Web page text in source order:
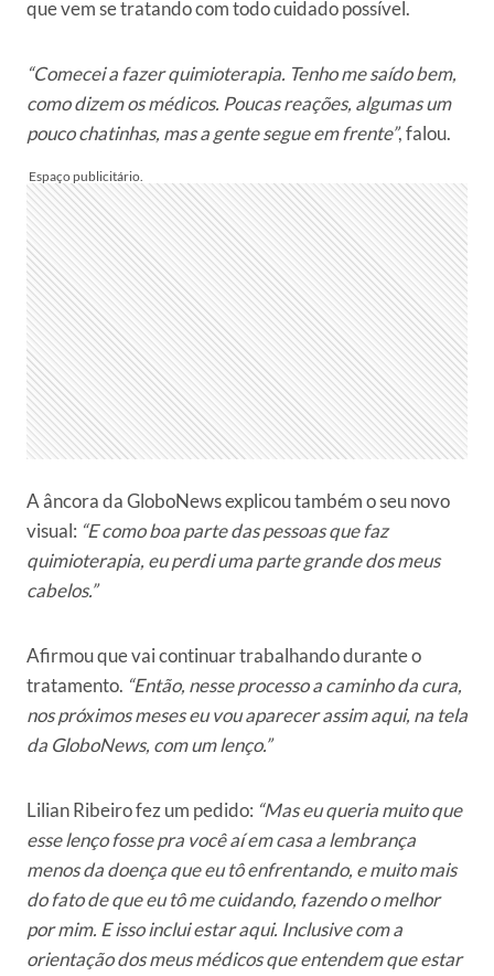
que vem se tratando com todo cuidado possível.
“Comecei a fazer quimioterapia. Tenho me saído bem,
como dizem os médicos. Poucas reações, algumas um
pouco chatinhas, mas a gente segue em frente”, falou.
A âncora da GloboNews explicou também o seu novo
visual: “E como boa parte das pessoas que faz
quimioterapia, eu perdi uma parte grande dos meus
cabelos.”
Afirmou que vai continuar trabalhando durante o
tratamento. “Então, nesse processo a caminho da cura,
nos próximos meses eu vou aparecer assim aqui, na tela
da GloboNews, com um lenço.”
Lilian Ribeiro fez um pedido: “Mas eu queria muito que
esse lenço fosse pra você aí em casa a lembrança
menos da doença que eu tô enfrentando, e muito mais
do fato de que eu tô me cuidando, fazendo o melhor
por mim. E isso inclui estar aqui. Inclusive com a
orientação dos meus médicos que entendem que estar